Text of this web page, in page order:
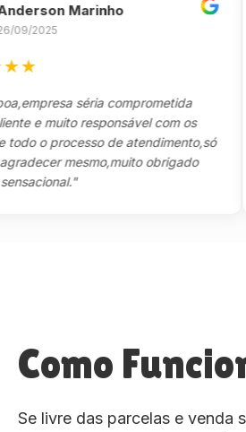
Marinho
séria comprometida
muito responsável com os
o processo de atendimento,só
mesmo,muito obrigado
Como
Se livre das parcelas e venda